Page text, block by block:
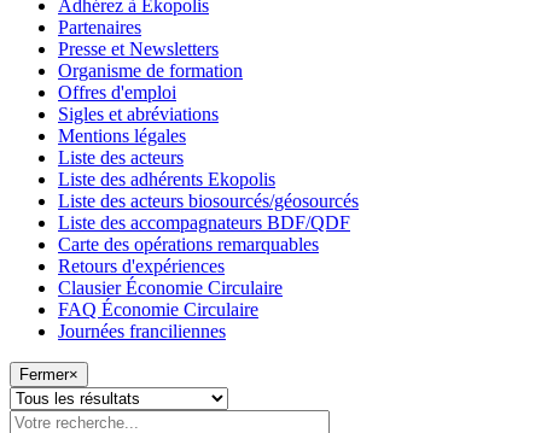
Adhérez à Ekopolis
Partenaires
Presse et Newsletters
Organisme de formation
Offres d'emploi
Sigles et abréviations
Mentions légales
Liste des acteurs
Liste des adhérents Ekopolis
Liste des acteurs biosourcés/géosourcés
Liste des accompagnateurs BDF/QDF
Carte des opérations remarquables
Retours d'expériences
Clausier Économie Circulaire
FAQ Économie Circulaire
Journées franciliennes
Fermer×